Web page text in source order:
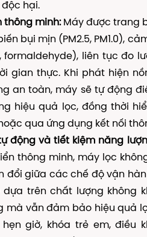
độc hại.
thông minh:Máy được trang
bụi mịn (PM2.5, PM1.0),
formaldehyde), liên tục đo
gian thực. Khi phát hiện
an toàn, máy sẽ tự động
hiệu quả lọc, đồng thời
qua ứng dụng kết nối
động và tiết kiệm năng
thông minh, máy lọc
đổi giữa các chế độ vận
trên chất lượng không
mà vẫn đảm bảo hiệu quả
giờ, khóa trẻ em, điều